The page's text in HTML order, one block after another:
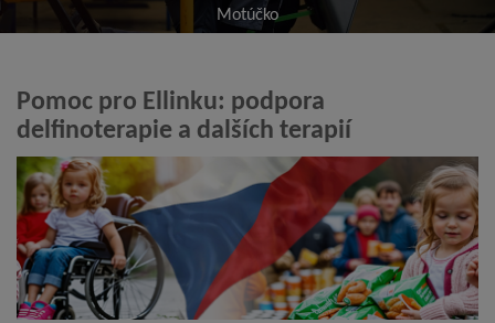
Motúčko
Pomoc pro Ellinku: podpora
delfinoterapie a dalších terapií